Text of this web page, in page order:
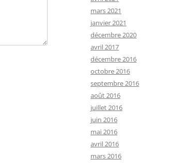
mars 2021
janvier 2021
décembre 2020
avril 2017
décembre 2016
octobre 2016
septembre 2016
août 2016
juillet 2016
juin 2016
mai 2016
avril 2016
mars 2016